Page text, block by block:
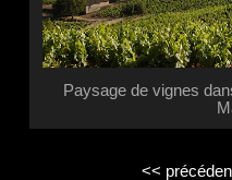
Paysage de vignes
<<